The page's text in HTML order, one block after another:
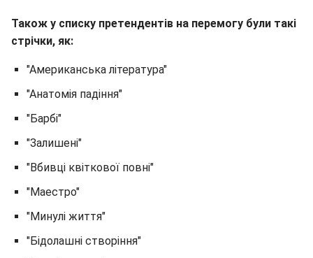
Також у списку претендентів на перемогу були такі
стрічки, як:
"Американська література"
"Анатомія падіння"
"Барбі"
"Залишені"
"Вбивці квіткової повні"
"Маестро"
"Минулі життя"
"Бідолашні створіння"